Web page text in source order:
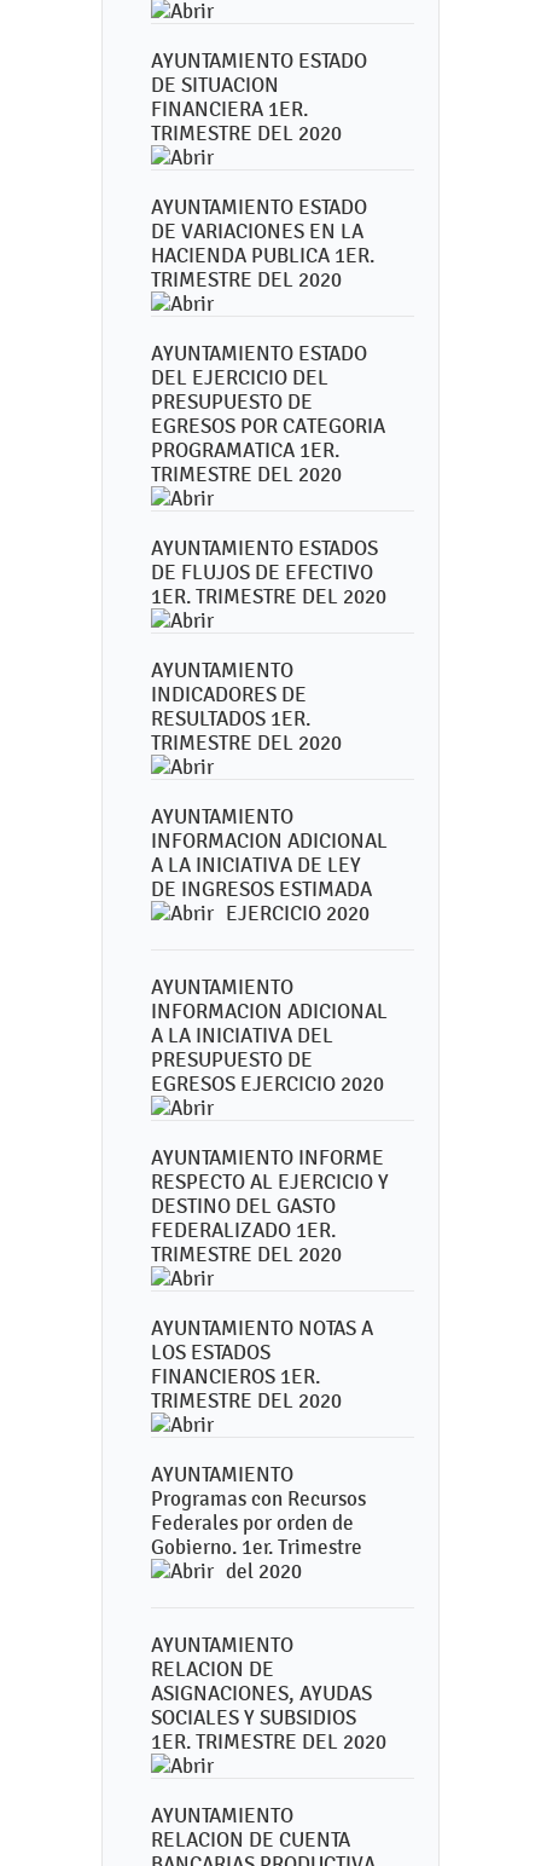
AYUNTAMIENTO ESTADO
DE SITUACION
FINANCIERA 1ER.
TRIMESTRE DEL 2020
AYUNTAMIENTO ESTADO
DE VARIACIONES EN LA
HACIENDA PUBLICA 1ER.
TRIMESTRE DEL 2020
AYUNTAMIENTO ESTADO
DEL EJERCICIO DEL
PRESUPUESTO DE
EGRESOS POR CATEGORIA
PROGRAMATICA 1ER.
TRIMESTRE DEL 2020
AYUNTAMIENTO ESTADOS
DE FLUJOS DE EFECTIVO
1ER. TRIMESTRE DEL 2020
AYUNTAMIENTO
INDICADORES DE
RESULTADOS 1ER.
TRIMESTRE DEL 2020
AYUNTAMIENTO
INFORMACION ADICIONAL
A LA INICIATIVA DE LEY
DE INGRESOS ESTIMADA
EJERCICIO 2020
AYUNTAMIENTO
INFORMACION ADICIONAL
A LA INICIATIVA DEL
PRESUPUESTO DE
EGRESOS EJERCICIO 2020
AYUNTAMIENTO INFORME
RESPECTO AL EJERCICIO Y
DESTINO DEL GASTO
FEDERALIZADO 1ER.
TRIMESTRE DEL 2020
AYUNTAMIENTO NOTAS A
LOS ESTADOS
FINANCIEROS 1ER.
TRIMESTRE DEL 2020
AYUNTAMIENTO
Programas con Recursos
Federales por orden de
Gobierno. 1er. Trimestre
del 2020
AYUNTAMIENTO
RELACION DE
ASIGNACIONES, AYUDAS
SOCIALES Y SUBSIDIOS
1ER. TRIMESTRE DEL 2020
AYUNTAMIENTO
RELACION DE CUENTA